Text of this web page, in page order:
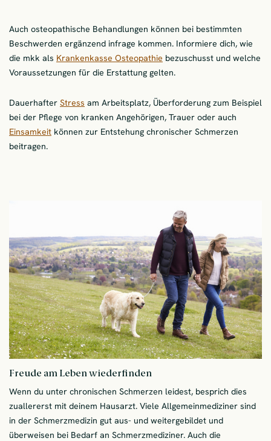
Auch osteopathische Behandlungen können bei bestimmten
Beschwerden ergänzend infrage kommen. Informiere dich, wie
die mkk als Krankenkasse Osteopathie bezuschusst und welche
Voraussetzungen für die Erstattung gelten.
Dauerhafter Stress am Arbeitsplatz, Überforderung zum Beispiel
bei der Pflege von kranken Angehörigen, Trauer oder auch
Einsamkeit können zur Entstehung chronischer Schmerzen
beitragen.
Freude am Leben wiederfinden
Wenn du unter chronischen Schmerzen leidest, besprich dies
zuallererst mit deinem Hausarzt. Viele Allgemeinmediziner sind
in der Schmerzmedizin gut aus- und weitergebildet und
überweisen bei Bedarf an Schmerzmediziner. Auch die